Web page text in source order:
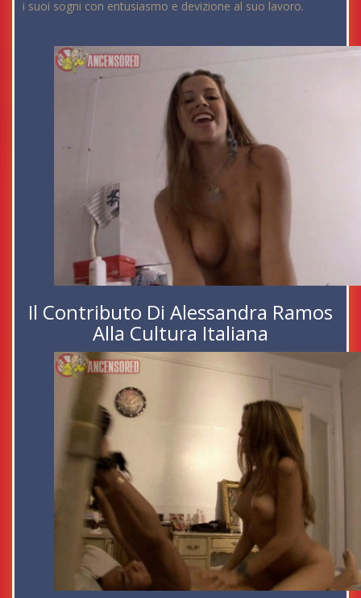
i suoi sogni con entusiasmo e devizione al suo lavoro.
Il Contributo Di Alessandra Ramos
Alla Cultura Italiana